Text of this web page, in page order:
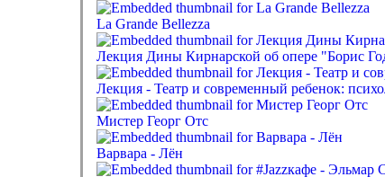
La Grande Bellezza
Лекция Дины Кирнарской об опере "Борис
Лекция - Театр и современный ребенок:
Мистер Георг Отс
Варвара - Лён